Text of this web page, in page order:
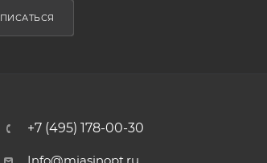
+7 (495) 178-00-30